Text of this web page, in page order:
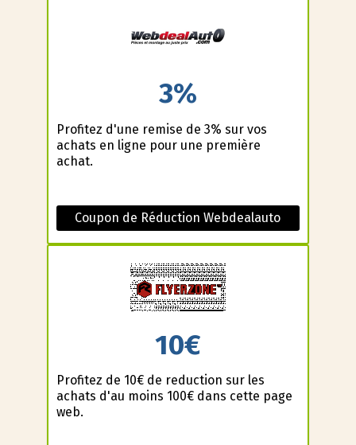
3%
Profitez d'une remise de 3% sur vos
achats en ligne pour une première
achat.
Coupon de Réduction Webdealauto
10€
Profitez de 10€ de reduction sur les
achats d'au moins 100€ dans cette page
web.